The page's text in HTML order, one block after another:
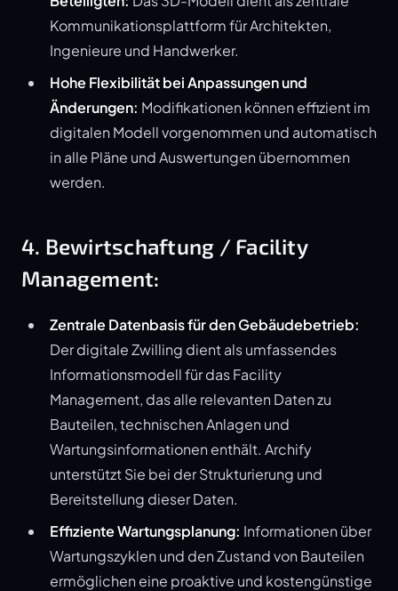
Kommunikationsplattform für Architekten,
Ingenieure und Handwerker.
Hohe Flexibilität bei Anpassungen und
Änderungen: Modifikationen können effizient im
digitalen Modell vorgenommen und automatisch
in alle Pläne und Auswertungen übernommen
werden.
4. Bewirtschaftung / Facility
Management:
Zentrale Datenbasis für den Gebäudebetrieb:
Der digitale Zwilling dient als umfassendes
Informationsmodell für das Facility
Management, das alle relevanten Daten zu
Bauteilen, technischen Anlagen und
Wartungsinformationen enthält. Archify
unterstützt Sie bei der Strukturierung und
Bereitstellung dieser Daten.
Effiziente Wartungsplanung: Informationen über
Wartungszyklen und den Zustand von Bauteilen
ermöglichen eine proaktive und kostengünstige